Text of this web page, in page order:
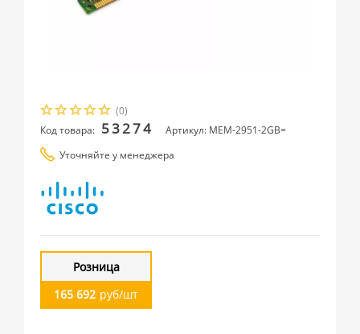
(0)
Код товара: 53274
Артикул: MEM-2951-2GB=
Уточняйте у менеджера
Розница
165 692 руб/шт